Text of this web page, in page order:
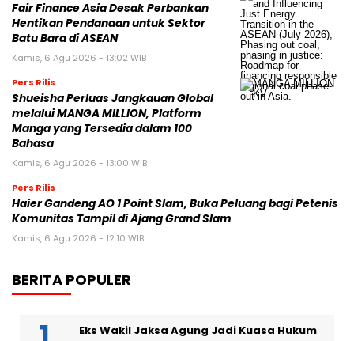
Fair Finance Asia Desak Perbankan
Hentikan Pendanaan untuk Sektor
Batu Bara di ASEAN
Kamis, 6 Agu 2026 - 13:02 WIB
Pers Rilis
Shueisha Perluas Jangkauan Global
melalui MANGA MILLION, Platform
Manga yang Tersedia dalam 100
Bahasa
Kamis, 6 Agu 2026 - 13:00 WIB
Pers Rilis
Haier Gandeng AO 1 Point Slam, Buka Peluang bagi Petenis
Komunitas Tampil di Ajang Grand Slam
Kamis, 6 Agu 2026 - 12:10 WIB
BERITA POPULER
Eks Wakil Jaksa Agung Jadi Kuasa Hukum